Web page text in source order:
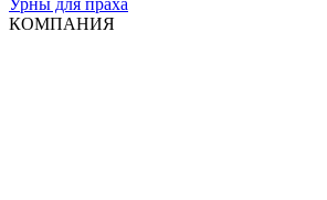
Урны для праха
КОМПАНИЯ